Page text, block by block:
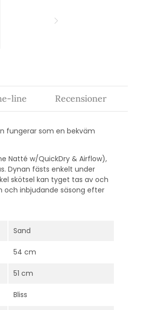
fungerar som en bekväm
Natté w/QuickDry & Airflow),
Dynan fästs enkelt under
skötsel kan tyget tas av och
och inbjudande säsong efter
Sand
54 cm
51 cm
Bliss
line Recensioner